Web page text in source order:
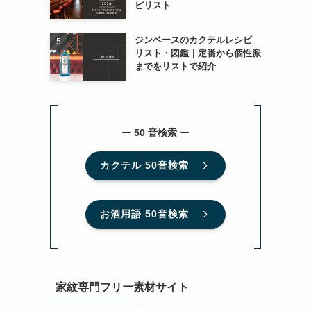
ピリスト
ジンベースのカクテルレシピ
リスト・図鑑｜定番から個性派
までをリストで紹介
ー 50 音検索 ー
カクテル 50音検索
お酒用語 50音検索
家紋専門フリー素材サイト